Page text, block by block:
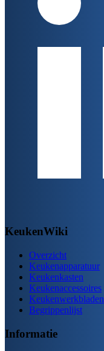
KeukenWiki
Overzicht
Keukenapparatuur
Keukenkasten
Keukenaccessoires
Keukenwerkbladen
Begrippenlijst
Informatie